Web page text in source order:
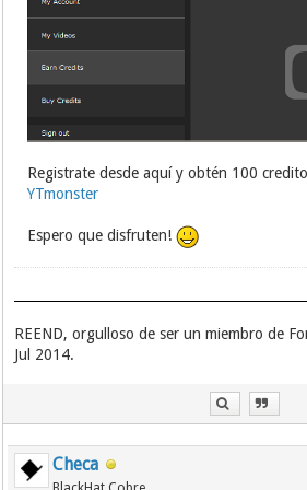
Registrate desde aquí y obtén 100
YTmonster
Espero que disfruten!
REEND, orgulloso de ser un miembro de
Jul 2014.
Checa